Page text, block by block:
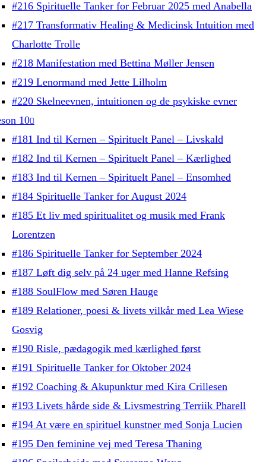
#216 Spirituelle Tanker for Februar 2025 med Anabella
#217 Transformativ Healing & Medicinsk Intuition med
Charlotte Trolle
#218 Manifestation med Bettina Møller Jensen
#219 Lenormand med Jette Lilholm
#220 Skelneevnen, intuitionen og de psykiske evner
10
#181 Ind til Kernen – Spirituelt Panel – Livskald
#182 Ind til Kernen – Spirituelt Panel – Kærlighed
#183 Ind til Kernen – Spirituelt Panel – Ensomhed
#184 Spirituelle Tanker for August 2024
#185 Et liv med spiritualitet og musik med Frank
Lorentzen
#186 Spirituelle Tanker for September 2024
#187 Løft dig selv på 24 uger med Hanne Refsing
#188 SoulFlow med Søren Hauge
#189 Relationer, poesi & livets vilkår med Lea Wiese
Gosvig
#190 Risle, pædagogik med kærlighed først
#191 Spirituelle Tanker for Oktober 2024
#192 Coaching & Akupunktur med Kira Crillesen
#193 Livets hårde side & Livsmestring Terriik Pharell
#194 At være en spirituel kunstner med Sonja Lucien
#195 Den feminine vej med Teresa Thaning